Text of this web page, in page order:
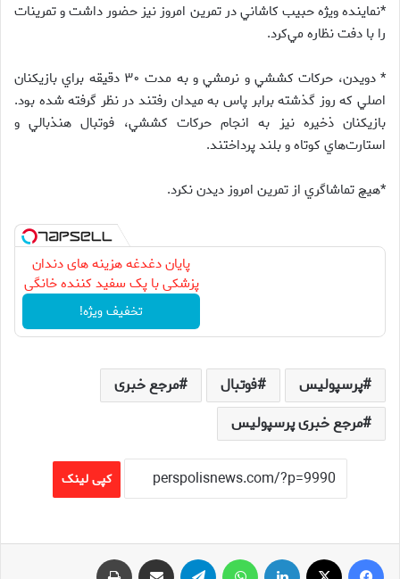
*نماينده ويژه حبيب كاشاني در تمرين امروز نيز حضور داشت و تمرينات
را با دفت نظاره مي‌كرد.
* دويدن، حركات كششي و نرمشي و به مدت ۳۰ دقيقه براي بازيكنان
اصلي كه روز گذشته برابر پاس به ميدان رفتند در نظر گرفته شده بود.
بازيكنان ذخيره نيز به انجام حركات كششي، فوتبال هنذبالي و
استارت‌هاي كوتاه و بلند پرداختند.
*هيچ تماشاگري از تمرين امروز ديدن نكرد.
پایان دغدغه هزینه های دندان
پزشکی با پک سفید کننده خانگی
تخفیف ویژه!
پرسپولیس فوتبال
مرجع خبری
مرجع خبری پرسپولیس
کپی لینک
فیس بوک لینکدین تلگرام اشتراک گذاری از طریق ایمیل